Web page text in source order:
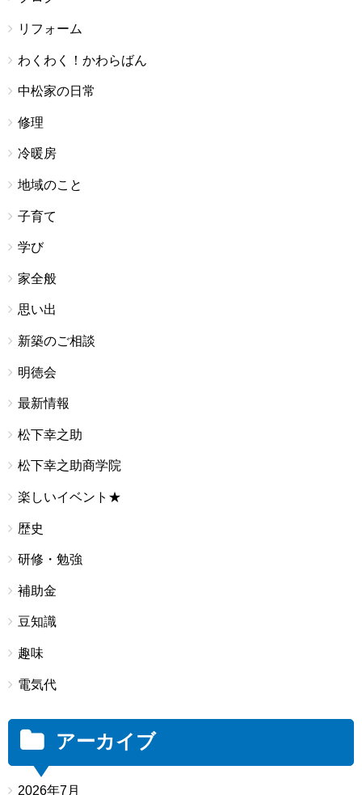
リフォーム
わくわく！かわらばん
中松家の日常
修理
冷暖房
地域のこと
子育て
学び
家全般
思い出
新築のご相談
明徳会
最新情報
松下幸之助
松下幸之助商学院
楽しいイベント★
歴史
研修・勉強
補助金
豆知識
趣味
電気代
アーカイブ
2026年7月